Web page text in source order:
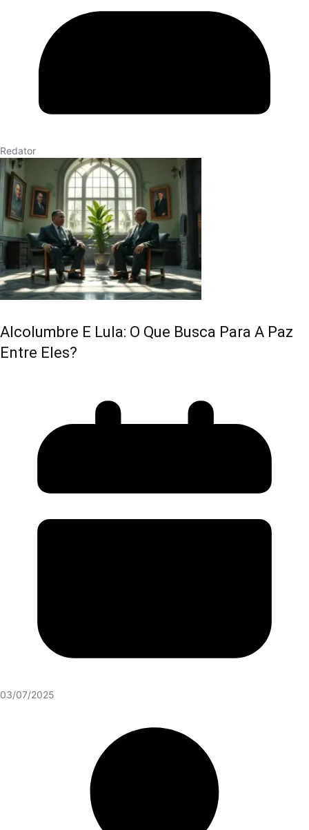
Redator
Alcolumbre E Lula: O Que Busca Para A Paz
Entre Eles?
03/07/2025